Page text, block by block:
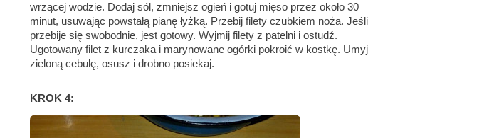
wrzącej wodzie. Dodaj sól, zmniejsz ogień i gotuj mięso przez około 30
minut, usuwając powstałą pianę łyżką. Przebij filety czubkiem noża. Jeśli
przebije się swobodnie, jest gotowy. Wyjmij filety z patelni i ostudź.
Ugotowany filet z kurczaka i marynowane ogórki pokroić w kostkę. Umyj
zieloną cebulę, osusz i drobno posiekaj.
KROK 4: